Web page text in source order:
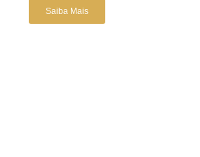
Saiba Mais